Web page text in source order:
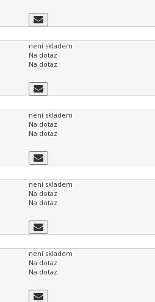
není skladem
Na dotaz
Na dotaz
není skladem
Na dotaz
Na dotaz
není skladem
Na dotaz
Na dotaz
není skladem
Na dotaz
Na dotaz